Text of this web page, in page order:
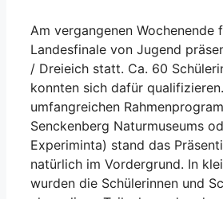
Am vergangenen Wochenende
Landesfinale von Jugend
/ Dreieich statt. Ca. 60
konnten sich dafür
umfangreichen
Senckenberg Naturmuseums
Experiminta) stand das
natürlich im Vordergrund. In
wurden die Schülerinnen und